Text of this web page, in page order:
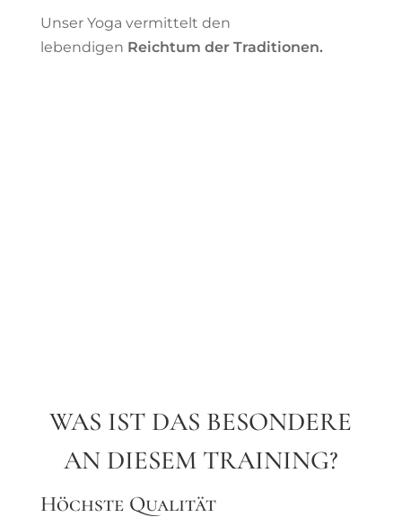
Unser Yoga vermittelt den
lebendigen Reichtum der Traditionen.
WAS IST DAS BESONDERE
AN DIESEM TRAINING?
Höchste Qualität